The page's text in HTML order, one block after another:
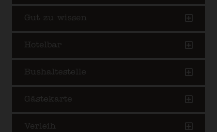
Gut zu wissen
Hotelbar
Bushaltestelle
Gästekarte
Verleih